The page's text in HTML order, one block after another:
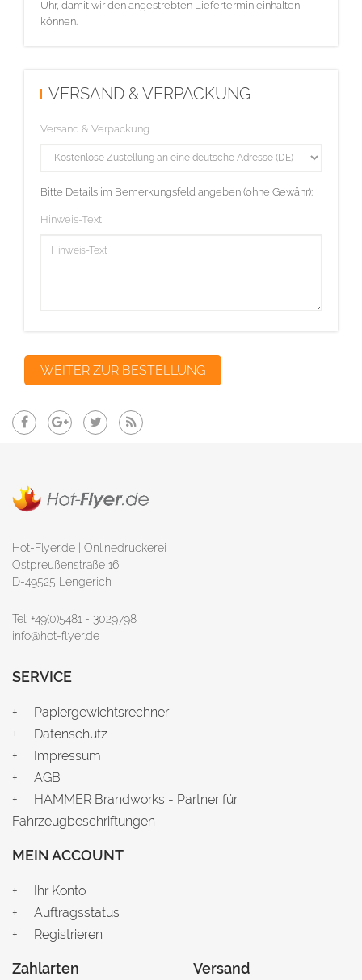
Uhr, damit wir den angestrebten Liefertermin einhalten
können.
VERSAND & VERPACKUNG
Versand & Verpackung
Bitte Details im Bemerkungsfeld angeben (ohne Gewähr):
Hinweis-Text
Hot-Flyer.de | Onlinedruckerei
Ostpreußenstraße 16
D-49525 Lengerich
Tel: +49(0)5481 - 3029798
info@hot-flyer.de
SERVICE
Papiergewichtsrechner
Datenschutz
Impressum
AGB
HAMMER Brandworks - Partner für
Fahrzeugbeschriftungen
MEIN ACCOUNT
Ihr Konto
Auftragsstatus
Registrieren
Zahlarten Versand